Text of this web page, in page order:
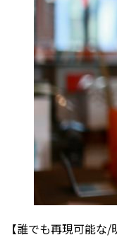
【誰でも再現可能な/